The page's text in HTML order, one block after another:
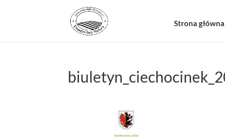
Strona główna